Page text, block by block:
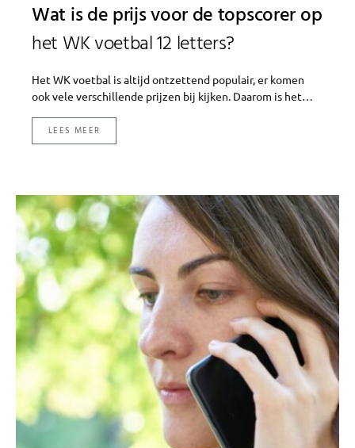
Wat is de prijs voor de topscorer op
het WK voetbal 12 letters?
Het WK voetbal is altijd ontzettend populair, er komen
ook vele verschillende prijzen bij kijken. Daarom is het…
LEES MEER